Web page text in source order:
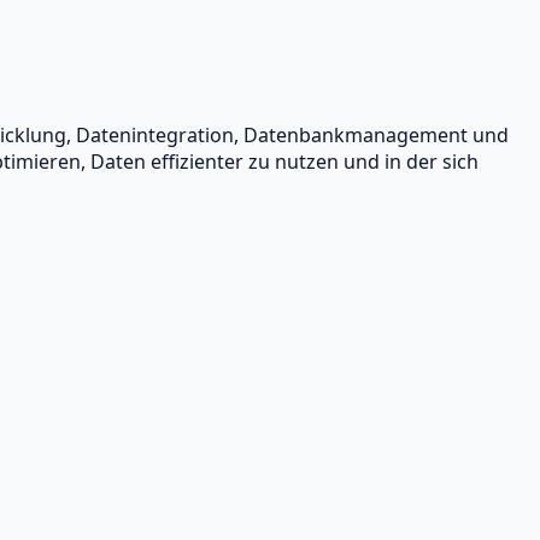
Datenintegration, Datenbankmanagement und
Daten effizienter zu nutzen und in der sich